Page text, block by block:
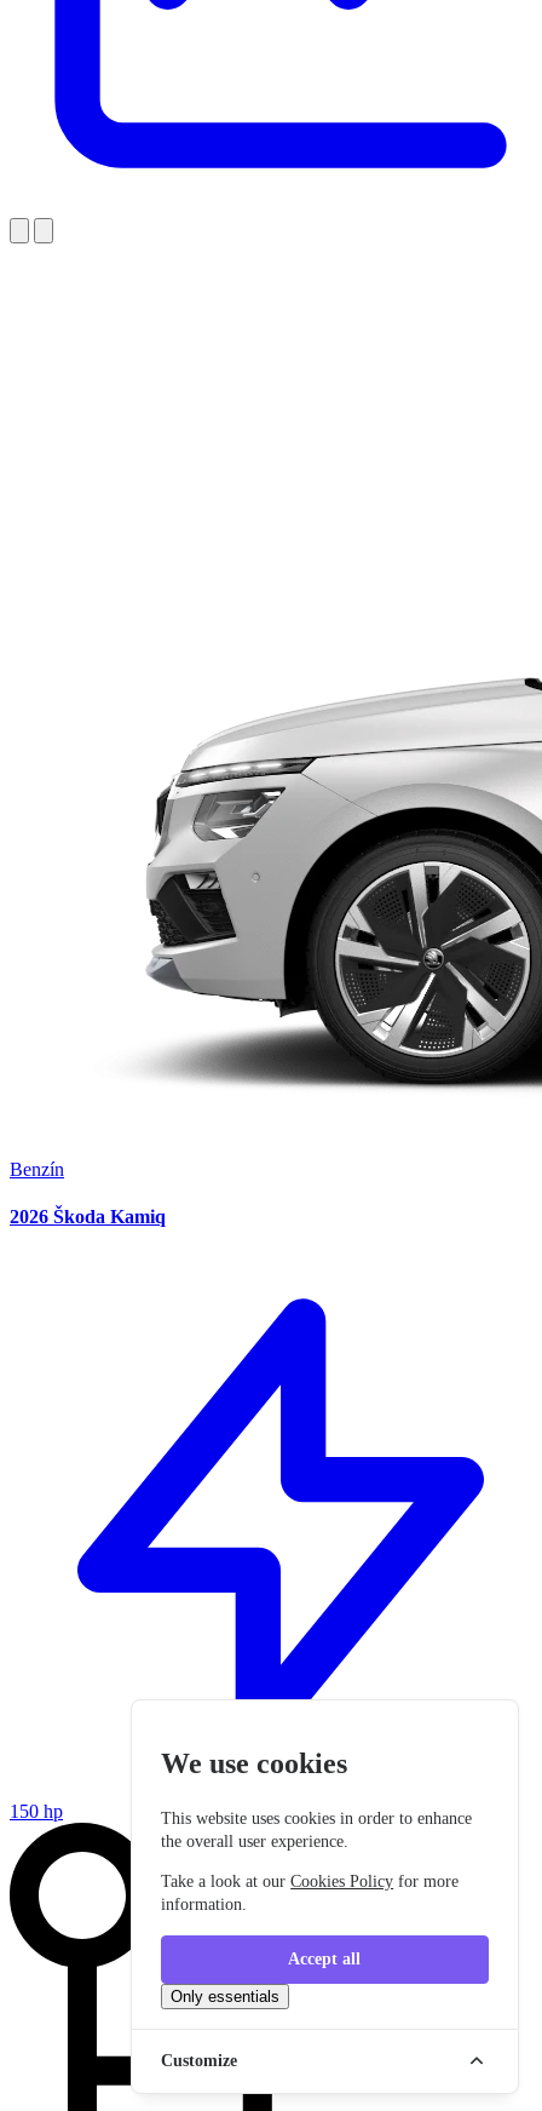
We use cookies
This website uses cookies in order to enhance
the overall user experience.
Take a look at ourCookies Policy for more
information.
Accept all
Only essentials
Customize
Benzín
2026 Škoda Kamiq
150 hp